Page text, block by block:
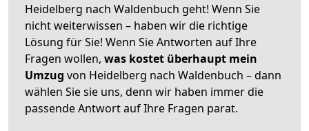
Heidelberg nach Waldenbuch geht! Wenn Sie
nicht weiterwissen – haben wir die richtige
Lösung für Sie! Wenn Sie Antworten auf Ihre
Fragen wollen, was kostet überhaupt mein
Umzug von Heidelberg nach Waldenbuch – dann
wählen Sie sie uns, denn wir haben immer die
passende Antwort auf Ihre Fragen parat.